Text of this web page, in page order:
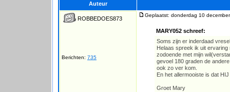
Auteur
ROBBEDOES873
Berichten: 735
Geplaatst: donderdag 10
MARY052 schreef:
Soms zijn er inderdaad
Helaas spreek ik uit
zodoende met mijn
gevoel 180 graden de
ook zo ver kom.
En het allermooiste is dat
Groet Mary